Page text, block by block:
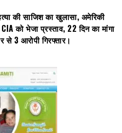
की साजिश का खुलासा, अमेरिकी
को भेजा प्रस्ताव, 22 दिन का मांगा
से 3 आरोपी गिरफ्तार।